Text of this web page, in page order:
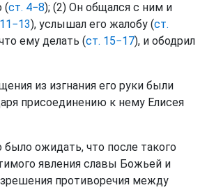
(ст. 4−8); (2) Он общался с ним и
), услышал его жалобу (ст.
ему делать (ст. 15−17), и ободрил
из изгнания его руки были
присоединению к нему Елисея
ожидать, что после такого
явления славы Божьей и
противоречия между